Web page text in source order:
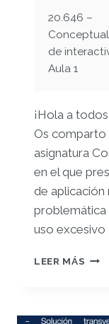
20.646 –
de
Aula 1
¡Hola a
Os comparto
asignatura
en el que
de aplicación
problemática
uso excesivo
LEER MÁS PR